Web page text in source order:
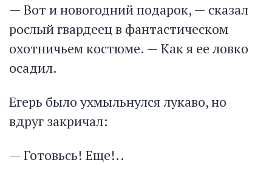
— Вот и новогодний подарок, — сказал
рослый гвардеец в фантастическом
охотничьем костюме. — Как я ее ловко
осадил.
Егерь было ухмыльнулся лукаво, но
вдруг закричал:
— Готовьсь! Еще!..